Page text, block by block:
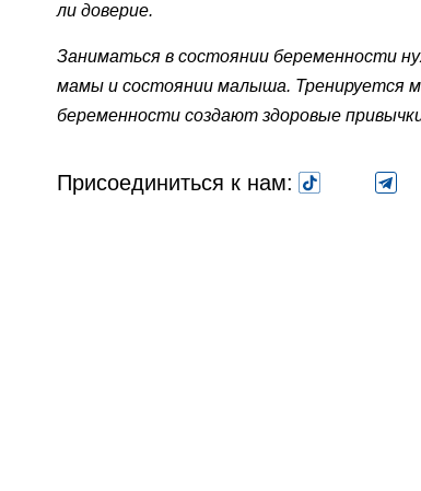
ли доверие.
Заниматься в состоянии беременности
мамы и состоянии малыша. Тренируется
беременности создают здоровые
Присоединиться к нам: